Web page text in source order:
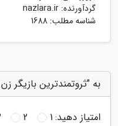
گردآورنده: nazlara.ir
شناسه مطلب: 1688
به "ثروتمندترین بازیگر
امتیاز دهید:1
2